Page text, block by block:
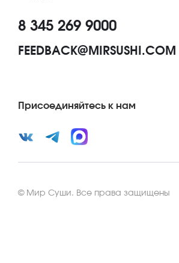
8 345 269 9000
FEEDBACK@MIRSUSHI.COM
Присоединяйтесь к нам
© Мир Суши. Все права защищены